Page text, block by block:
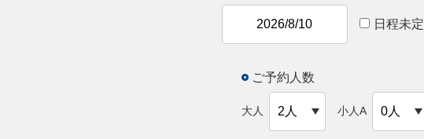
日程未定
ご予約人数
大人 小人A